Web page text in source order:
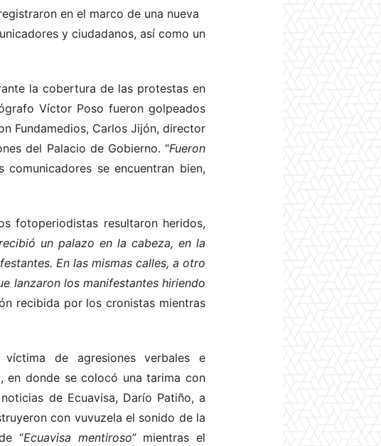
en el marco de una nueva
y ciudadanos, así como un
la cobertura de las protestas en
Víctor Poso fueron golpeados
Fundamedios, Carlos Jijón, director
del Palacio de Gobierno. “Fueron
se encuentran bien,
fotoperiodistas resultaron heridos,
un palazo en la cabeza, en la
En las mismas calles, a otro
lanzaron los manifestantes hiriendo
recibida por los cronistas mientras
de agresiones verbales e
en donde se colocó una tarima con
de Ecuavisa, Darío Patiño, a
con vuvuzela el sonido de la
“Ecuavisa mentiroso” mientras el